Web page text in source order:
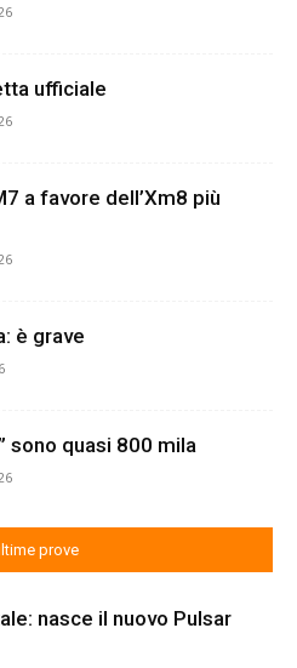
ufficiale
a favore dell’Xm8 più
è grave
sono quasi 800 mila
prove
nasce il nuovo Pulsar